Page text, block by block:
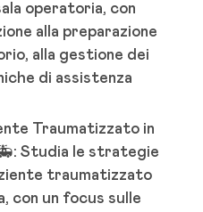
operatoria, con
alla preparazione
alla gestione dei
di assistenza
Traumatizzato in
Studia le strategie
traumatizzato
con un focus sulle